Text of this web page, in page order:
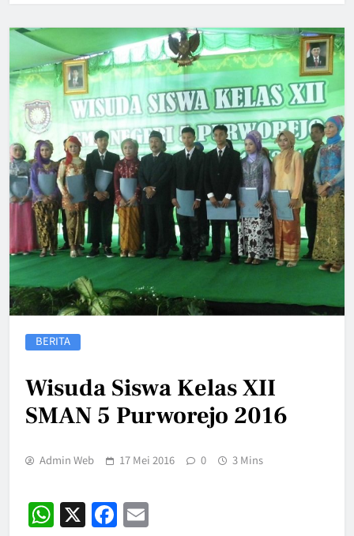
BERITA
Wisuda Siswa Kelas XII
SMAN 5 Purworejo 2016
Admin Web 17 Mei 2016 0 3 Mins
WhatsApp
X Facebook